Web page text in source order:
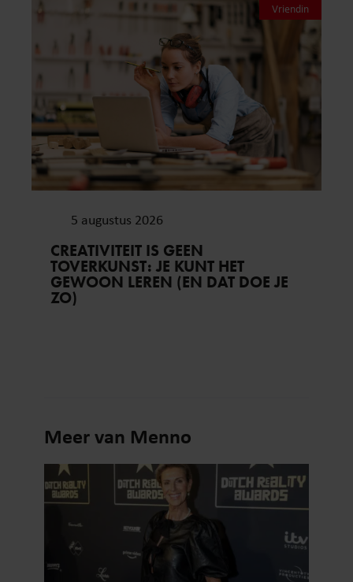
Vriendin
5 augustus 2026
CREATIVITEIT IS GEEN
TOVERKUNST: JE KUNT HET
GEWOON LEREN (EN DAT DOE JE
ZO)
Meer van Menno